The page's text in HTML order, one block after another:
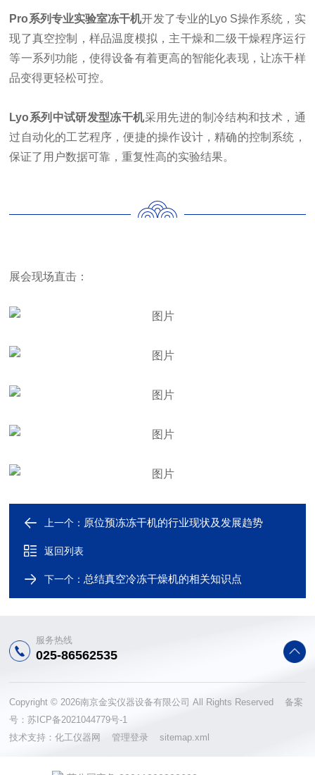
Pro系列专业实验室冻干机开发了专业的Lyo S操作系统，实
现了真空控制，样品温度模拟，主干燥和二级干燥程序运行
等一系列功能，使得设备有着更高的智能化表现，让冻干样
品变得更轻松可控。
Lyo系列 中试研发型冻干机采用先进的制冷结构和技术，通
过自动化的工艺程序，便捷的操作设计，精确的控制系统，
保证了用户数据可靠，重复性高的实验结果。
展会现场直击：
上一个： 原位预冻冻干机的行业现状及发展趋势
返回列表
下一个： 总结真空冷冻干燥机的相关知识点
服务热线
025-86562535
Copyright © 2026南京金实仪器设备有限公司 All Rights Reserved 备案
号：苏ICP备2021044779号-1
技术支持：化工仪器网管理登录 sitemap.xml